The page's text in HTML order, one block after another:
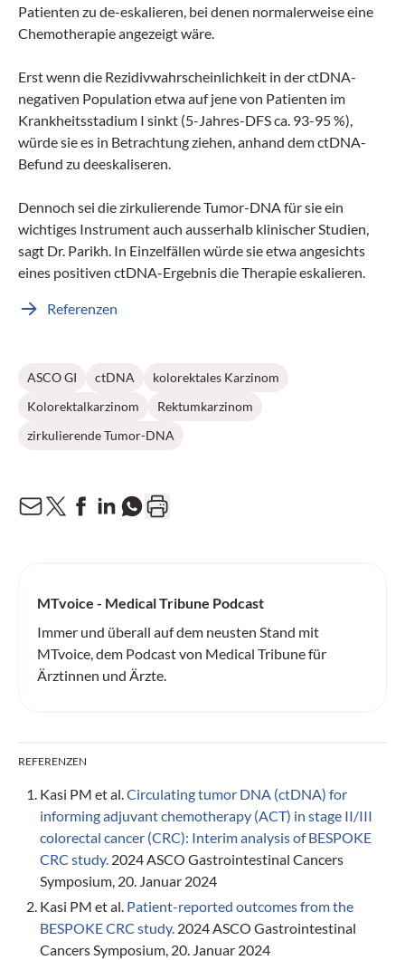
Patienten zu de-eskalieren, bei denen normalerweise eine
Chemotherapie angezeigt wäre.
Erst wenn die Rezidivwahrscheinlichkeit in der ctDNA-
negativen Population etwa auf jene von Patienten im
Krankheitsstadium I sinkt (5-Jahres-DFS ca. 93-95 %),
würde sie es in Betrachtung ziehen, anhand dem ctDNA-
Befund zu deeskaliseren.
Dennoch sei die zirkulierende Tumor-DNA für sie ein
wichtiges Instrument auch ausserhalb klinischer Studien,
sagt Dr. Parikh. In Einzelfällen würde sie etwa angesichts
eines positiven ctDNA-Ergebnis die Therapie eskalieren.
Referenzen
ASCO GI ctDNA
kolorektales Karzinom
Kolorektalkarzinom
Rektumkarzinom
zirkulierende Tumor-DNA
MTvoice - Medical Tribune Podcast
Immer und überall auf dem neusten Stand mit
MTvoice, dem Podcast von Medical Tribune für
Ärztinnen und Ärzte.
REFERENZEN
Kasi PM et al. Circulating tumor DNA (ctDNA) for
informing adjuvant chemotherapy (ACT) in stage II/III
colorectal cancer (CRC): Interim analysis of BESPOKE
CRC study. 2024 ASCO Gastrointestinal Cancers
Symposium, 20. Januar 2024
Kasi PM et al. Patient-reported outcomes from the
BESPOKE CRC study. 2024 ASCO Gastrointestinal
Cancers Symposium, 20. Januar 2024